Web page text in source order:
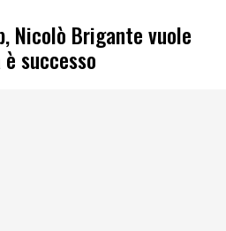
Nicolò Brigante vuole
successo